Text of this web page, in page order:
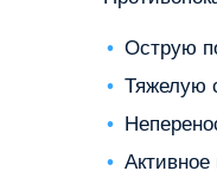
Острую
Тяжелую